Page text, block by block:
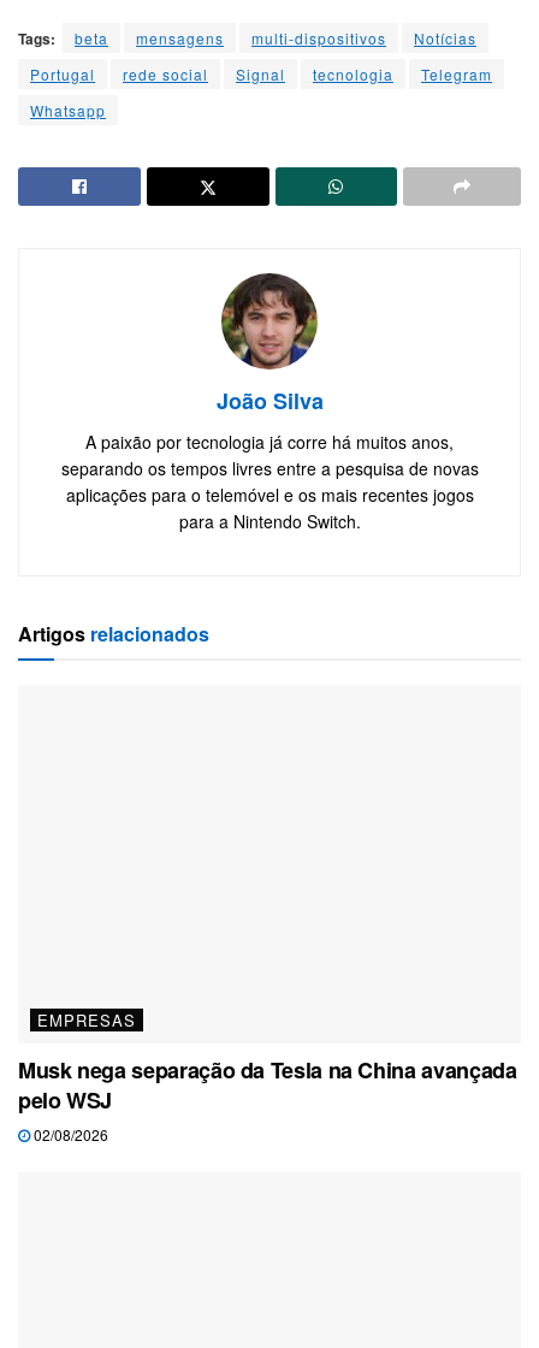
Tags: beta mensagens multi-dispositivos
Notícias
Portugal
rede social Signal tecnologia
Telegram
Whatsapp
João Silva
A paixão por tecnologia já corre há muitos anos,
separando os tempos livres entre a pesquisa de novas
aplicações para o telemóvel e os mais recentes jogos
para a Nintendo Switch.
Artigos relacionados
EMPRESAS
Musk nega separação da Tesla na China avançada
pelo WSJ
02/08/2026